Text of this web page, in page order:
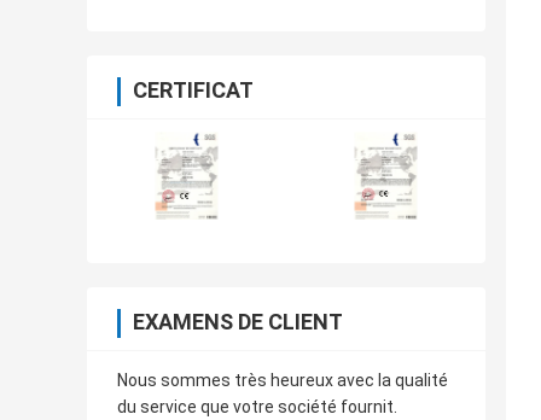
CERTIFICAT
EXAMENS DE CLIENT
Nous sommes très heureux avec la qualité
du service que votre société fournit.